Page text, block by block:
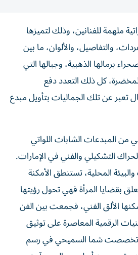
ملهمة للفنانين، وذلك لتميزها
والتفاصيل، والألوان، ما بين
برمالها الذهبية، وجبالها التي
كل ذلك التعدد دفع
تعبر عن تلك الجماليات بتأويل مبدع
من المبدعات الشابات اللواتي
التشكيلي والفني في الإمارات.
المحلية، تستنطق الأمكنة
بقضايا المرأة فهي تحول رؤيتها
الألق الفني، فجمعت بين الفن
الرقمية المعاصرة على توثيق
تخصصت شما السميحي في رسم